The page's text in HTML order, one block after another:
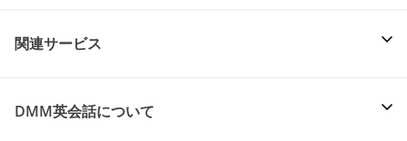
関連サービス
DMM英会話について